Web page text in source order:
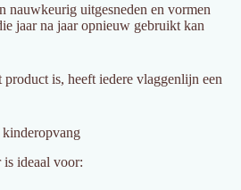
nauwkeurig uitgesneden en vormen
jaarna jaaropnieuw gebruikt kan
product is, heeft iedere vlaggenlijn een
kinderopvang
is ideaal voor: